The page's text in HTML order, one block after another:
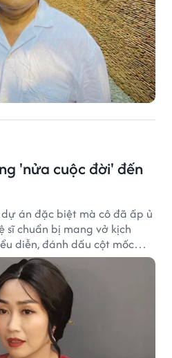
'nửa cuộc đời' đến
án đặc biệt mà cô đã ấp ủ
sĩ chuẩn bị mang vở kịch
diễn, đánh dấu cột mốc
làm nghề.